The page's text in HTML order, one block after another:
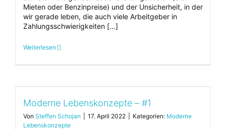
Mieten oder Benzinpreise) und der Unsicherheit, in der
wir gerade leben, die auch viele Arbeitgeber in
Zahlungsschwierigkeiten [...]
Weiterlesen
Moderne Lebenskonzepte – #1
Von Steffen Schojan 17. April 2022 Kategorien: Moderne
Lebenskonzepte